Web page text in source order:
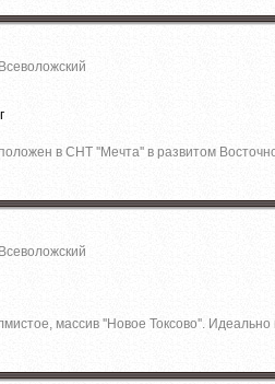
в СНТ ''Мечта'' в развитом
массив ''Новое Токсово''.